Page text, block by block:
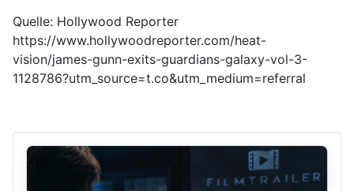
Quelle: Hollywood Reporter
https://www.hollywoodreporter.com/heat-
vision/james-gunn-exits-guardians-galaxy-vol-3-
1128786?utm_source=t.co&utm_medium=referral